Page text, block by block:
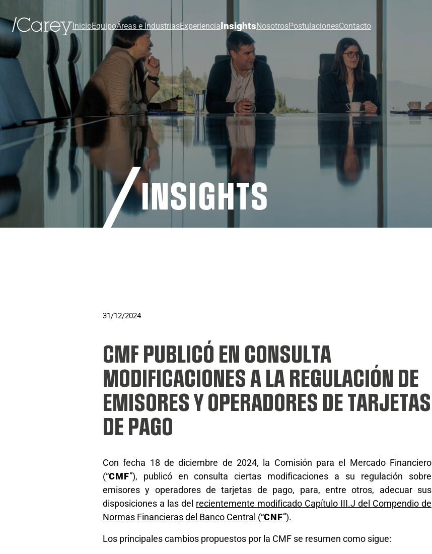
InicioEquipoÁreas e IndustriasExperienciaInsights NosotrosPostulacionesContacto
INSIGHTS
31/12/2024
CMF PUBLICÓ EN CONSULTA
MODIFICACIONES A LA REGULACIÓN DE
EMISORES Y OPERADORES DE TARJETAS
DE PAGO
Con fecha 18 de diciembre de 2024, la Comisión para el Mercado Financiero
(“CMF”), publicó en consulta ciertas modificaciones a su regulación sobre
emisores y operadores de tarjetas de pago, para, entre otros, adecuar sus
disposiciones a las del recientemente modificado Capítulo III.J del Compendio de
Normas Financieras del Banco Central (“CNF”).
Los principales cambios propuestos por la CMF se resumen como sigue: